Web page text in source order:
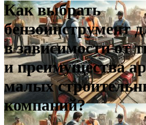
Как выбрать
бензоинструмент
в зависимости от
и преимущества
малых
компаний?